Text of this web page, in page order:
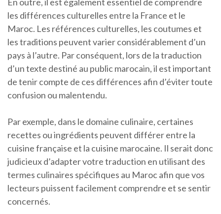
les différences culturelles entre la France et le
Maroc. Les références culturelles, les coutumes et
les traditions peuvent varier considérablement d’un
pays à l’autre. Par conséquent, lors de la traduction
d’un texte destiné au public marocain, il est important
de tenir compte de ces différences afin d’éviter toute
confusion ou malentendu.
Par exemple, dans le domaine culinaire, certaines
recettes ou ingrédients peuvent différer entre la
cuisine française et la cuisine marocaine. Il serait donc
judicieux d’adapter votre traduction en utilisant des
termes culinaires spécifiques au Maroc afin que vos
lecteurs puissent facilement comprendre et se sentir
concernés.